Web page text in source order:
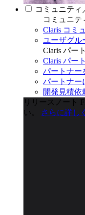
コミュニティ
コミュニテ
Claris コミ
ユーザグル
Claris パー
Claris パー
パートナー
パートナー
開発見積依
リリースノート
い。
さらに詳しく